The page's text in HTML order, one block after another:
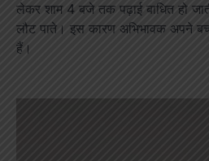
लेकर शाम 4 बजे तक पढ़ाई बाधित हो
लौट पाते। इस कारण अभिभावक अपने
हैं।